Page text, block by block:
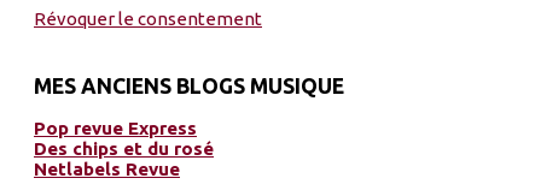
Révoquer le consentement
MES ANCIENS BLOGS MUSIQUE
Pop revue Express
Des chips et du rosé
Netlabels Revue